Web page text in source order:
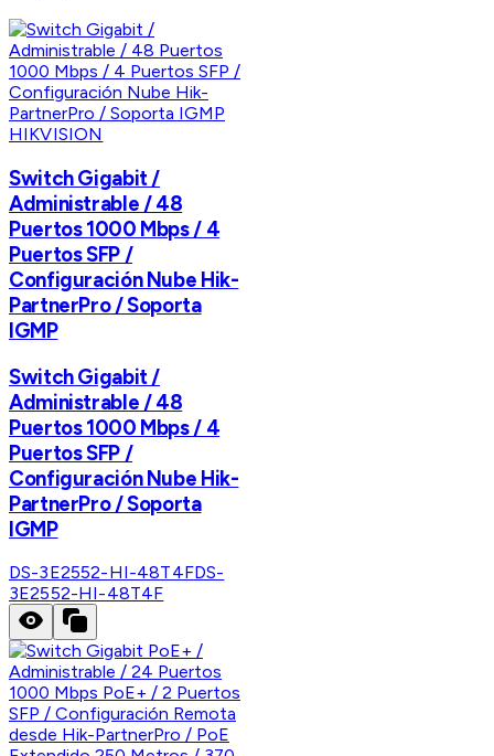
HIKVISION
Switch Gigabit /
Administrable / 48
Puertos 1000 Mbps / 4
Puertos SFP /
Configuración Nube Hik-
PartnerPro / Soporta
IGMP
Switch Gigabit /
Administrable / 48
Puertos 1000 Mbps / 4
Puertos SFP /
Configuración Nube Hik-
PartnerPro / Soporta
IGMP
DS-3E2552-HI-48T4FDS-
3E2552-HI-48T4F